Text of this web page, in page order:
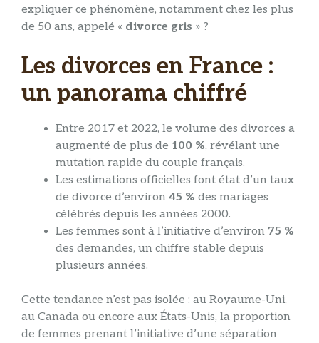
expliquer ce phénomène, notamment chez les plus
de 50 ans, appelé « divorce gris » ?
Les divorces en France :
un panorama chiffré
Entre 2017 et 2022, le volume des divorces a
augmenté de plus de 100 %, révélant une
mutation rapide du couple français.
Les estimations officielles font état d’un taux
de divorce d’environ 45 % des mariages
célébrés depuis les années 2000.
Les femmes sont à l’initiative d’environ 75 %
des demandes, un chiffre stable depuis
plusieurs années.
Cette tendance n’est pas isolée : au Royaume-Uni,
au Canada ou encore aux États-Unis, la proportion
de femmes prenant l’initiative d’une séparation